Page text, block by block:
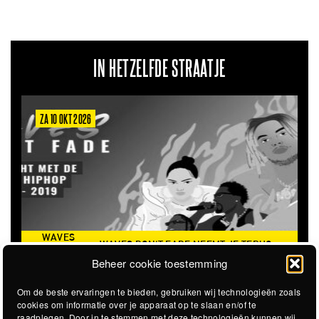
Beheer cookie toestemming
Om de beste ervaringen te bieden, gebruiken wij technologieën zoals
cookies om informatie over je apparaat op te slaan en/of te
IN HETZELFDE STRAATJE
NEEMT JE TERUG
ZOMER VAN 2016
ST.